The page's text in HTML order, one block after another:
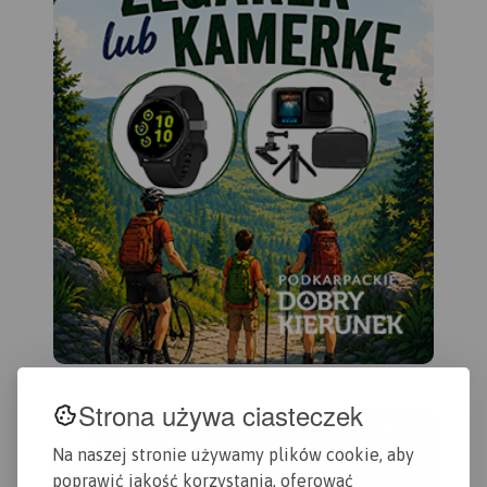
Strona używa ciasteczek
Na naszej stronie używamy plików cookie, aby
poprawić jakość korzystania, oferować